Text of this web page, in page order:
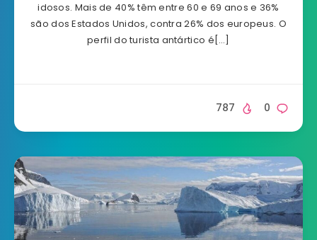
idosos. Mais de 40% têm entre 60 e 69 anos e 36%
são dos Estados Unidos, contra 26% dos europeus. O
perfil do turista antártico é[…]
0
787